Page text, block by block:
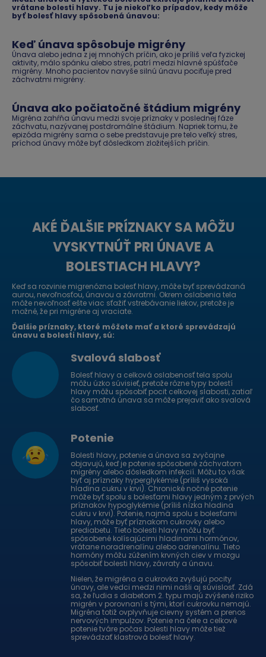
vrátane bolesti hlavy. Tu je niekoľko prípadov, kedy môže
byť bolesť hlavy spôsobená únavou:
Keď únava spôsobuje migrény
Únava alebo jedna z jej mnohých príčin, ako je príliš veľa fyzickej
aktivity, málo spánku alebo stres, patrí medzi hlavné spúšťače
migrény. Mnoho pacientov navyše silnú únavu pociťuje pred
záchvatmi migrény.
Únava ako počiatočné štádium migrény
Migréna zahŕňa únavu medzi svoje príznaky v poslednej fáze
záchvatu, nazývanej postdromálne štádium. Napriek tomu, že
epizóda migrény sama o sebe predstavuje pre telo veľký stres,
príchod únavy môže byť dôsledkom zložitejších príčin.
AKÉ ĎALŠIE PRÍZNAKY SA MÔŽU
VYSKYTNÚŤ PRI ÚNAVE A
BOLESTIACH HLAVY?
Keď sa rozvinie migrenózna bolesť hlavy, môže byť sprevádzaná
aurou, nevoľnosťou, únavou a závratmi. Okrem oslabenia tela
môže nevoľnosť ešte viac sťažiť vstrebávanie liekov, pretože je
možné, že pri migréne aj vraciate.
Ďalšie príznaky, ktoré môžete mať a ktoré sprevádzajú
únavu a bolesti hlavy, sú:
Svalová slabosť
Bolesť hlavy a celková oslabenosť tela spolu
môžu úzko súvisieť, pretože rôzne typy bolestí
hlavy môžu spôsobiť pocit celkovej slabosti, zatiaľ
čo samotná únava sa môže prejaviť ako svalová
slabosť.
Potenie
Bolesti hlavy, potenie a únava sa zvyčajne
objavujú, keď je potenie spôsobené záchvatom
migrény alebo dôsledkom infekcií. Môžu to však
byť aj príznaky hyperglykémie (príliš vysoká
hladina cukru v krvi). Chronické nočné potenie
môže byť spolu s bolesťami hlavy jedným z prvých
príznakov hypoglykémie (príliš nízka hladina
cukru v krvi). Potenie, najmä spolu s bolesťami
hlavy, môže byť príznakom cukrovky alebo
prediabetu. Tieto bolesti hlavy môžu byť
spôsobené kolísajúcimi hladinami hormónov,
vrátane noradrenalínu alebo adrenalínu. Tieto
hormóny môžu zúžením krvných ciev v mozgu
spôsobiť bolesti hlavy, závraty a únavu.
Nielen, že migréna a cukrovka zvyšujú pocity
únavy, ale vedci medzi nimi našli aj súvislosť. Zdá
sa, že ľudia s diabetom 2. typu majú zvýšené riziko
migrén v porovnaní s tými, ktorí cukrovku nemajú.
Migréna totiž ovplyvňuje cievny systém a prenos
nervových impulzov. Potenie na čele a celkové
potenie tváre počas bolesti hlavy môže tiež
sprevádzať klastrová bolesť hlavy.